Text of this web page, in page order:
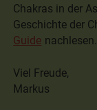
Chakras in der
Geschichte der
Guide nachlesen.
Viel Freude,
Markus